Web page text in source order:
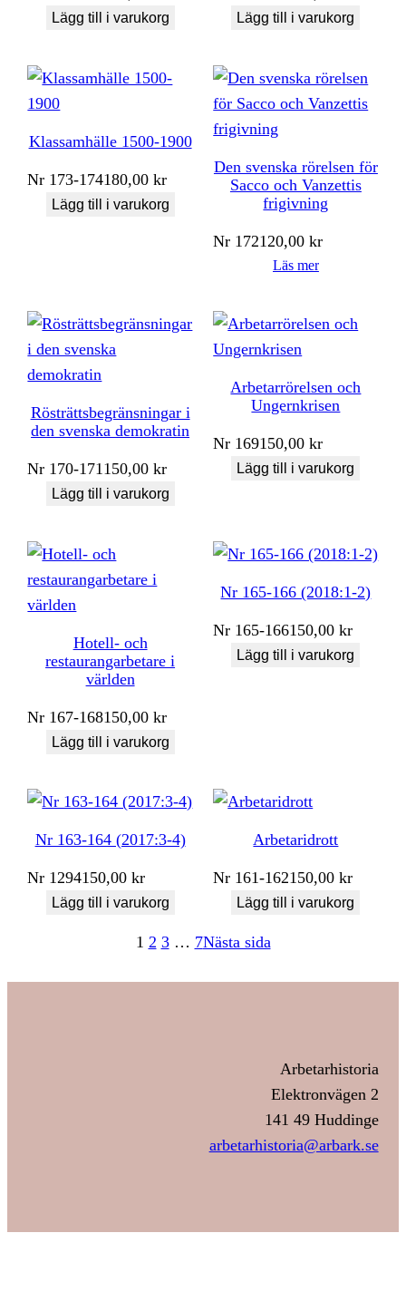
Lägg till i varukorg Lägg till i varukorg
Klassamhälle 1500-1900
Nr 173-174180,00kr
Lägg till i varukorg
Den svenska rörelsen för
Sacco och Vanzettis
frigivning
Nr 172120,00kr
Läs mer
Rösträttsbegränsningar i
den svenska demokratin
Nr 170-171150,00kr
Lägg till i varukorg
Arbetarrörelsen och
Ungernkrisen
Nr 169150,00kr
Lägg till i varukorg
Hotell- och
restaurangarbetare i
världen
Nr 167-168150,00kr
Lägg till i varukorg
Nr 165-166 (2018:1-2)
Nr 165-166150,00kr
Lägg till i varukorg
Nr 163-164 (2017:3-4)
Nr 1294150,00kr
Lägg till i varukorg
Arbetaridrott
Nr 161-162150,00kr
Lägg till i varukorg
1 2 3 … 7Nästa sida
Arbetarhistoria
Elektronvägen 2
141 49 Huddinge
arbetarhistoria@arbark.se